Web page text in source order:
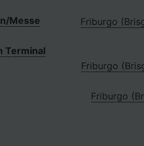
Messe
Terminal
Friburgo
Friburgo
Friburgo